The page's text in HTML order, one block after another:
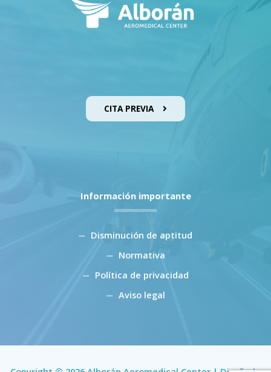
CITA PREVIA
Información importante
Disminución de aptitud
Normativa
Política de privacidad
Aviso legal